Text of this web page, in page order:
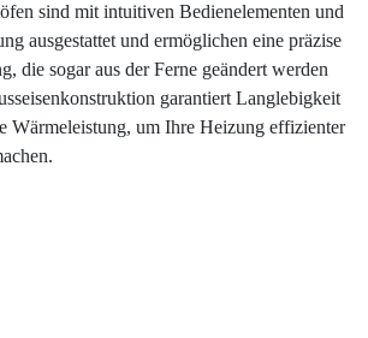
sind mit intuitiven Bedienelementen und
ausgestattet und ermöglichen eine präzise
die sogar aus der Ferne geändert werden
garantiert Langlebigkeit
Wärmeleistung, um Ihre Heizung effizienter